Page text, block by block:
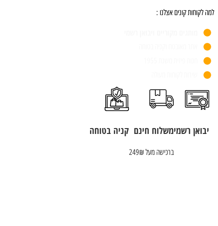
למה לקוחות קונים אצלנו :
יבואן רשמימשלוח חינם
ברכישה מעל 249₪
קניה בטוחה